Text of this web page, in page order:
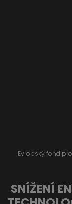
Evropský fond
SNÍŽENÍ